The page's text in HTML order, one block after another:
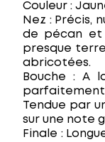
Couleur :
Nez : Précis,
de pécan et
presque
abricotées.
Bouche : A
parfaitement
Tendue par
sur une note
Finale :